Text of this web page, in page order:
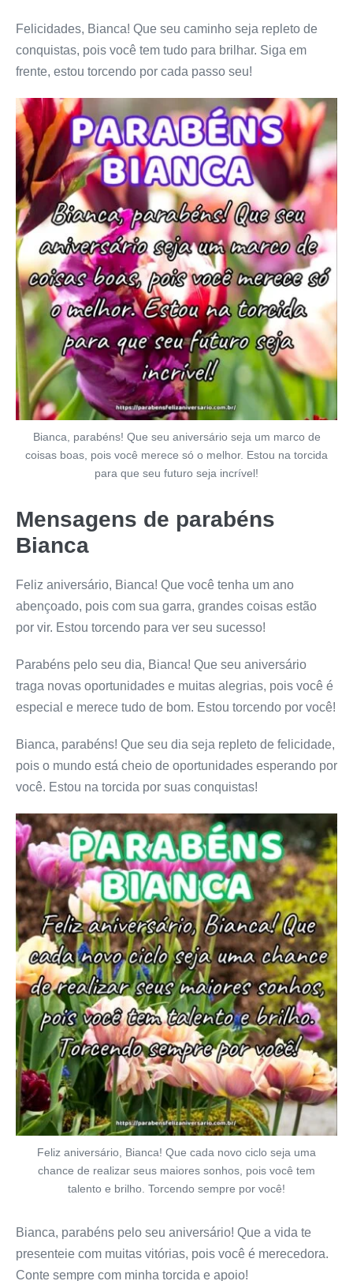
Felicidades, Bianca! Que seu caminho seja repleto de
conquistas, pois você tem tudo para brilhar. Siga em
frente, estou torcendo por cada passo seu!
Bianca, parabéns! Que seu aniversário seja um marco de
coisas boas, pois você merece só o melhor. Estou na torcida
para que seu futuro seja incrível!
Mensagens de parabéns
Bianca
Feliz aniversário, Bianca! Que você tenha um ano
abençoado, pois com sua garra, grandes coisas estão
por vir. Estou torcendo para ver seu sucesso!
Parabéns pelo seu dia, Bianca! Que seu aniversário
traga novas oportunidades e muitas alegrias, pois você é
especial e merece tudo de bom. Estou torcendo por você!
Bianca, parabéns! Que seu dia seja repleto de felicidade,
pois o mundo está cheio de oportunidades esperando por
você. Estou na torcida por suas conquistas!
Feliz aniversário, Bianca! Que cada novo ciclo seja uma
chance de realizar seus maiores sonhos, pois você tem
talento e brilho. Torcendo sempre por você!
Bianca, parabéns pelo seu aniversário! Que a vida te
presenteie com muitas vitórias, pois você é merecedora.
Conte sempre com minha torcida e apoio!